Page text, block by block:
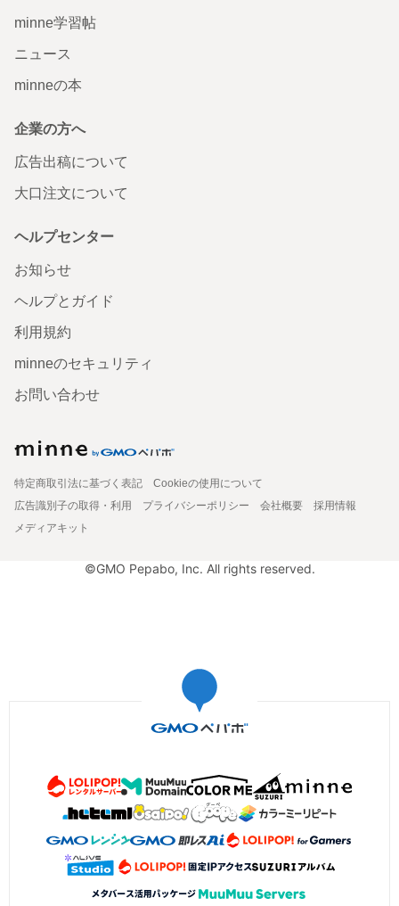
minne学習帖
ニュース
minneの本
企業の方へ
広告出稿について
大口注文について
ヘルプセンター
お知らせ
ヘルプとガイド
利用規約
minneのセキュリティ
お問い合わせ
特定商取引法に基づく表記
Cookieの使用について
広告識別子の取得・利用
プライバシーポリシー 会社概要
採用情報
メディアキット
©GMO Pepabo, Inc. All rights reserved.